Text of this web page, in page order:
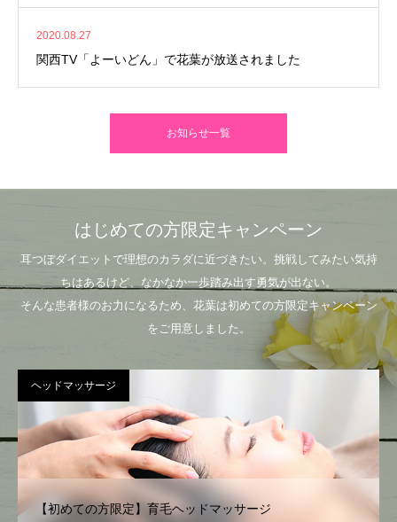
2020.08.27
関西TV「よーいどん」で花葉が放送されました
お知らせ一覧
はじめての方限定キャンペーン
耳つぼダイエットで理想のカラダに近づきたい。挑戦してみたい気持
ちはあるけど、なかなか一歩踏み出す勇気が出ない。
そんな患者様のお力になるため、花葉は初めての方限定キャンペーン
をご用意しました。
ヘッドマッサージ
【初めての方限定】育毛ヘッドマッサージ